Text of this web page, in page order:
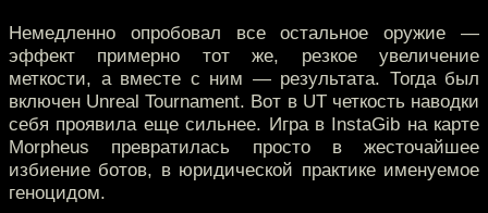
Немедленно опробовал все остальное оружие —
эффект примерно тот же, резкое увеличение
меткости, а вместе с ним — результата. Тогда был
включен Unreal Tournament. Вот в UT четкость наводки
себя проявила еще сильнее. Игра в InstaGib на карте
Morpheus превратилась просто в жесточайшее
избиение ботов, в юридической практике именуемое
геноцидом.